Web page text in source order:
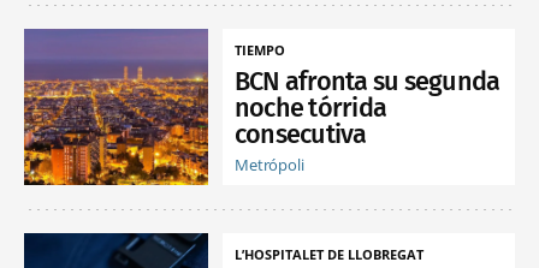
TIEMPO
BCN afronta su segunda
noche tórrida
consecutiva
Metrópoli
L’HOSPITALET DE LLOBREGAT